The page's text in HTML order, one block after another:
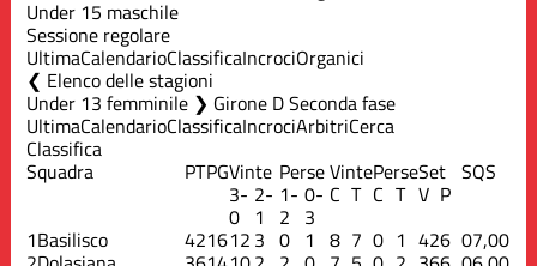
Under 15 maschile
Sessione regolare
UltimaCalendarioClassificaIncrociOrganici
Elenco delle stagioni
Under 13 femminile ❯ Girone D Seconda fase
UltimaCalendarioClassificaIncrociArbitriCerca
Classifica
Squadra PTPGVinte PerseVintePerseSet SQS
3-
0
2-
1
1-
2
0-
3
C T C T V P
1Basilisco 421612 3 0 1 8 7 0 1 426 07,00